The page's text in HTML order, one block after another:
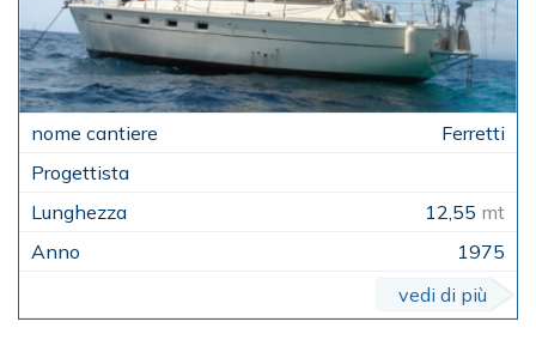
Ferretti
12,55 mt
1975
vedi di più